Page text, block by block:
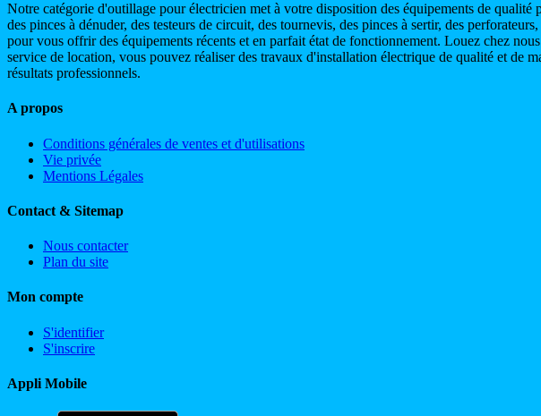
Notre catégorie d'outillage pour électricien met à votre disposition des équipements de
des pinces à dénuder, des testeurs de circuit, des tournevis, des pinces à sertir, des
pour vous offrir des équipements récents et en parfait état de fonctionnement. Louez chez
service de location, vous pouvez réaliser des travaux d'installation électrique de qualité et de
résultats professionnels.
A propos
Conditions générales de ventes et d'utilisations
Vie privée
Mentions Légales
Contact & Sitemap
Nous contacter
Plan du site
Mon compte
S'identifier
S'inscrire
Appli Mobile